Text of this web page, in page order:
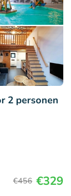
2 personen
€456 €329